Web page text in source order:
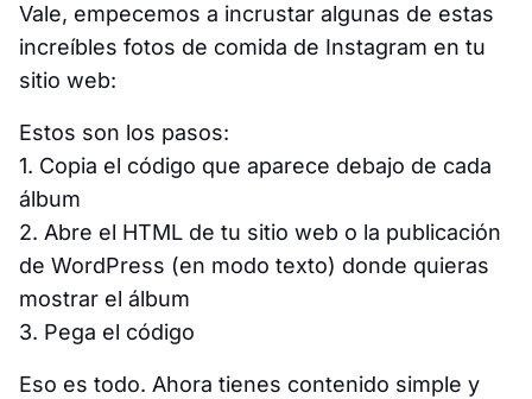
Vale, empecemos a incrustar algunas de estas
increíbles fotos de comida de Instagram en tu
sitio web:
Estos son los pasos:
1. Copia el código que aparece debajo de cada
álbum
2. Abre el HTML de tu sitio web o la publicación
de WordPress (en modo texto) donde quieras
mostrar el álbum
3. Pega el código
Eso es todo. Ahora tienes contenido simple y